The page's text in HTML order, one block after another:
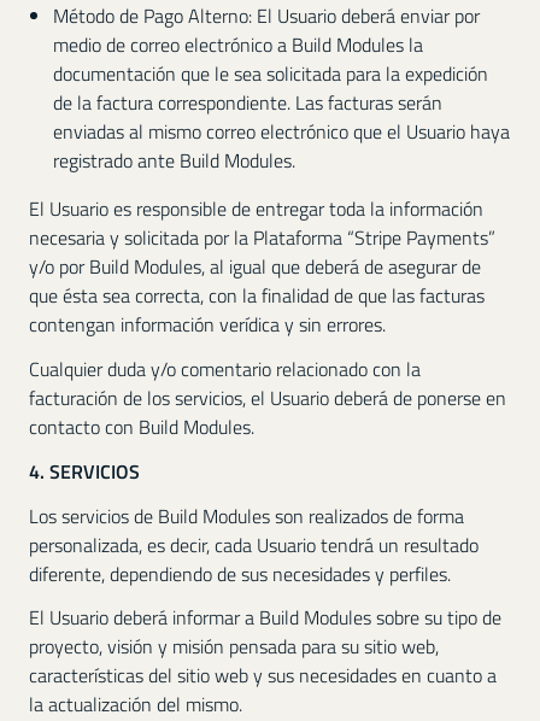
Método de Pago Alterno: El Usuario deberá enviar por
medio de correo electrónico a Build Modules la
documentación que le sea solicitada para la expedición
de la factura correspondiente. Las facturas serán
enviadas al mismo correo electrónico que el Usuario haya
registrado ante Build Modules.
El Usuario es responsible de entregar toda la información
necesaria y solicitada por la Plataforma “Stripe Payments”
y/o por Build Modules, al igual que deberá de asegurar de
que ésta sea correcta, con la finalidad de que las facturas
contengan información verídica y sin errores.
Cualquier duda y/o comentario relacionado con la
facturación de los servicios, el Usuario deberá de ponerse en
contacto con Build Modules.
4. SERVICIOS
Los servicios de Build Modules son realizados de forma
personalizada, es decir, cada Usuario tendrá un resultado
diferente, dependiendo de sus necesidades y perfiles.
El Usuario deberá informar a Build Modules sobre su tipo de
proyecto, visión y misión pensada para su sitio web,
características del sitio web y sus necesidades en cuanto a
la actualización del mismo.